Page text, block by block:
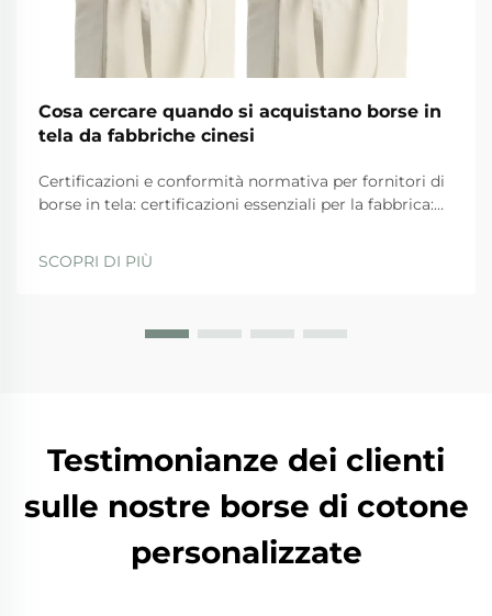
Cosa cercare quando si acquistano borse in
tela da fabbriche cinesi
Certificazioni e conformità normativa per fornitori di
borse in tela: certificazioni essenziali per la fabbrica:
effettivamente garantiscono. Quando si valutano i
fornitori, le aziende dovrebbero privilegiare quelli
SCOPRI DI PIÙ
Testimonianze dei clienti
sulle nostre borse di cotone
personalizzate